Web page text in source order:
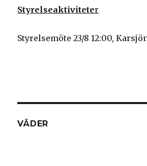
Styrelseaktiviteter
Styrelsemöte 23/8 12:00,
VÄDER